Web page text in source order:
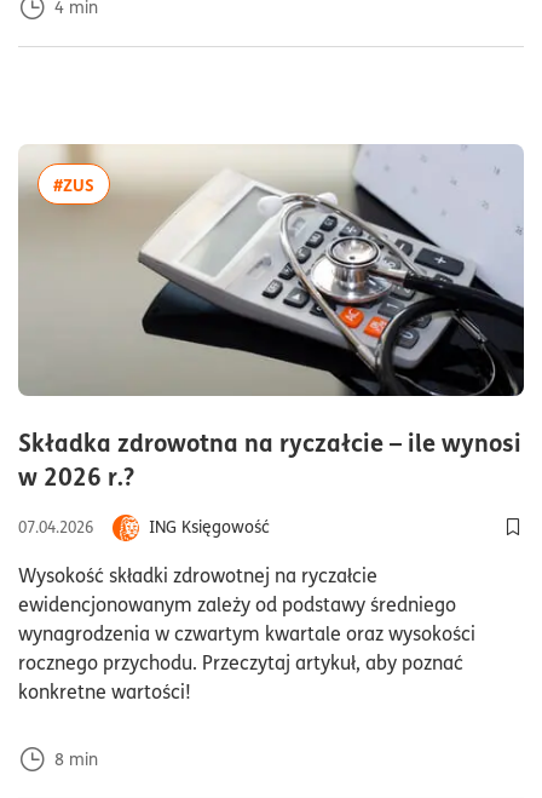
4 min
Składka zdrowotna na ryczałcie – ile wynosi
w 2026 r.?czas czytania8minuty
07.04.2026
ING Księgowość
Wysokość składki zdrowotnej na ryczałcie
ewidencjonowanym zależy od podstawy średniego
wynagrodzenia w czwartym kwartale oraz wysokości
rocznego przychodu. Przeczytaj artykuł, aby poznać
konkretne wartości!
8 min
#ZUS więcej artykułów z tagiem:#ZUS